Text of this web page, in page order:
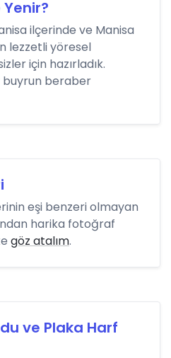
ilçerinde ve Manisa
lezzetli yöresel
için hazırladık.
buyrun beraber
eşi benzeri olmayan
harika fotoğraf
göz atalım.
ve Plaka Harf